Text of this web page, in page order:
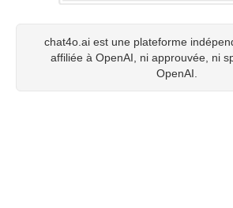
chat4o.ai est une plateforme
affiliée à OpenAI, ni approuvée, ni
OpenAI.